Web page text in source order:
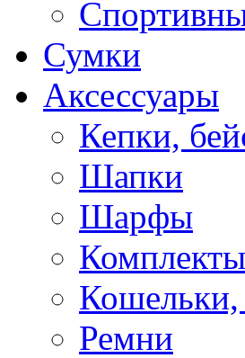
Сумки
Аксессуары
Кепки,
Шапки
Шарфы
Ремни